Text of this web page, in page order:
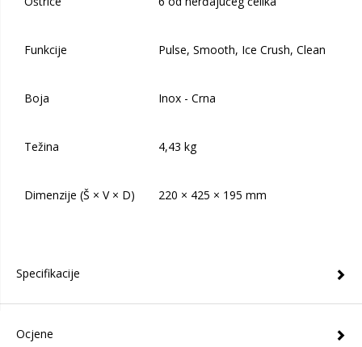
Funkcije Pulse, Smooth, Ice Crush, Clean
Boja Inox - Crna
Težina 4,43 kg
Dimenzije (Š × V × D) 220 × 425 × 195 mm
Specifikacije
Ocjene